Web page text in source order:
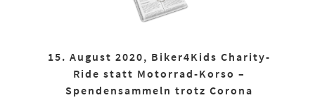
15. August 2020, Biker4Kids Charity-
Ride statt Motorrad-Korso –
Spendensammeln trotz Corona